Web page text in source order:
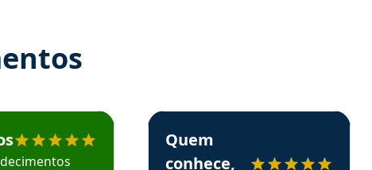
o Aprova Concursos em depoimentoEstudante Sergio recomenda o Aprova
Quem
conhece,